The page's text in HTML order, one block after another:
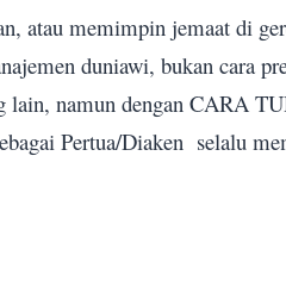
atau memimpin jemaat di
duniawi, bukan cara
lain, namun dengan CARA
Pertua/Diaken selalu